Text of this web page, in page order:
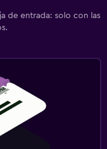
de entrada: solo con las